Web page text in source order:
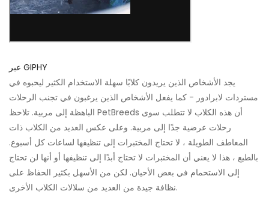
عبر GIPHY
يجد الأشخاص الذين يريدون كلابًا سهلة الاستخدام الكثير ليحبوه في
مستردات لابرادور - كما يفعل الأشخاص الذين يرغبون في تجنب الرحلات
الباهظة إلى مربية. تلاحظ PetBreeds أن هذه الكلاب لا تتطلب سوى
رحلات عرضية جدًا إلى مربية. وعلى عكس العديد من الكلاب ذات
المعاطف الطويلة ، لا تحتاج المختبرات إلى تنظيفها لساعات كل أسبوع.
بالطبع ، هذا لا يعني أن المختبرات لا تحتاج أبدًا إلى تنظيفها أو أنها لن تحتاج
إلى الاستحمام في بعض الأحيان. لكن من الأسهل بكثير الحفاظ على
نظافة جيدة من العديد من سلالات الكلاب الأخرى.